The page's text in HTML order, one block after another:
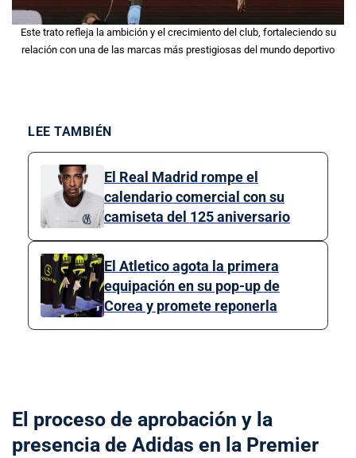
Este trato refleja la ambición y el crecimiento del club, fortaleciendo su
relación con una de las marcas más prestigiosas del mundo deportivo
LEE TAMBIÉN
El Real Madrid rompe el
calendario comercial con su
camiseta del 125 aniversario
El Atletico agota la primera
equipación en su pop-up de
Corea y promete reponerla
El proceso de aprobación y la
presencia de Adidas en la Premier